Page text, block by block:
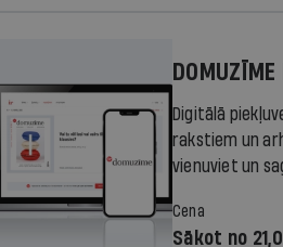
Digitālā
rakstiem un
vienuviet un
Cena
Sākot no